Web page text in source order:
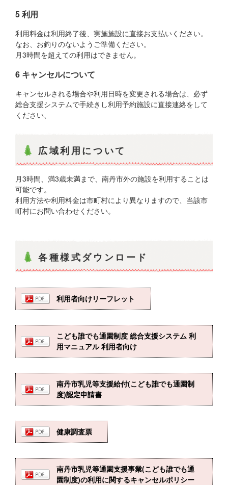
5 利用
利用料金は利用終了後、実施施設に直接お支払いください。
なお、お釣りのないようご準備ください。
月3時間を超えての利用はできません。
6 キャンセルについて
キャンセルされる場合や利用日時を変更される場合は、必ず
総合支援システムで手続きし利用予約施設に直接連絡をして
ください、
広域利用について
月3時間、満3歳未満まで、南丹市外の施設を利用することは
可能です。
利用方法や利用料金は市町村により異なりますので、当該市
町村にお問い合わせください。
各種様式ダウンロード
利用者向けリーフレット
こども誰でも通園制度 総合支援システム 利
用マニュアル 利用者向け
南丹市乳児等支援給付(こども誰でも通園制
度)認定申請書
健康調査票
南丹市乳児等通園支援事業(こども誰でも通
園制度)の利用に関するキャンセルポリシー